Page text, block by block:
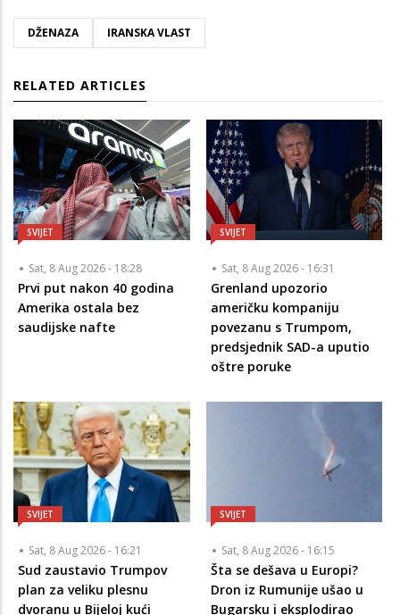
DŽENAZA IRANSKA VLAST
RELATED ARTICLES
SVIJET
Sat, 8 Aug 2026 - 18:28
Prvi put nakon 40 godina
Amerika ostala bez
saudijske nafte
SVIJET
Sat, 8 Aug 2026 - 16:31
Grenland upozorio
američku kompaniju
povezanu s Trumpom,
predsjednik SAD-a uputio
oštre poruke
SVIJET
Sat, 8 Aug 2026 - 16:21
Sud zaustavio Trumpov
plan za veliku plesnu
dvoranu u Bijeloj kući
SVIJET
Sat, 8 Aug 2026 - 16:15
Šta se dešava u Europi?
Dron iz Rumunije ušao u
Bugarsku i eksplodirao